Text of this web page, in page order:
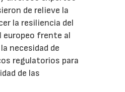
de relieve la
la resiliencia del
frente al
necesidad de
regulatorios para
de las